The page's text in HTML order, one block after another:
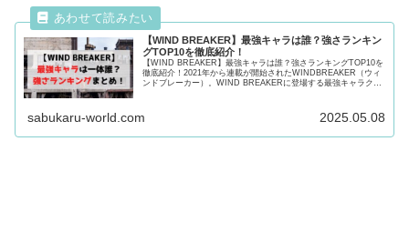
【WIND BREAKER】最強キャラは誰？強さランキン
グTOP10を徹底紹介！
【WIND BREAKER】最強キャラは誰？強さランキングTOP10を
徹底紹介！2021年から連載が開始されたWINDBREAKER（ウィ
ンドブレーカー）。WIND BREAKERに登場する最強キャラクタ
sabukaru-world.com 2025.05.08